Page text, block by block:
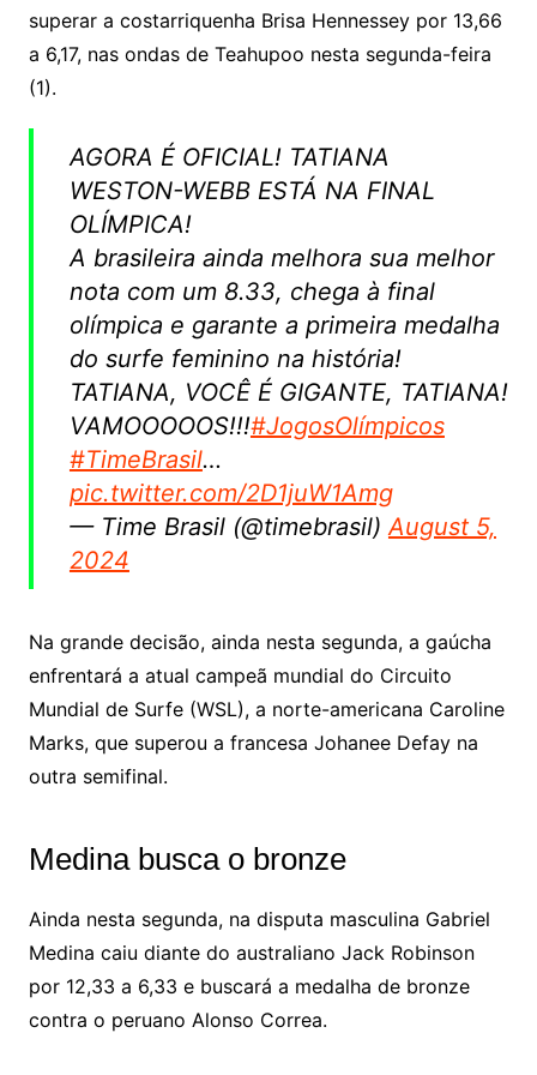
s
sr
e o
m
ai
l
superar a costarriquenha Brisa Hennessey por 13,66
a 6,17, nas ondas de Teahupoo nesta segunda-feira
(1).
AGORA É OFICIAL! TATIANA
WESTON-WEBB ESTÁ NA FINAL
OLÍMPICA!
A brasileira ainda melhora sua melhor
nota com um 8.33, chega à final
olímpica e garante a primeira medalha
do surfe feminino na história!
TATIANA, VOCÊ É GIGANTE, TATIANA!
VAMOOOOOS!!!#JogosOlímpicos
#TimeBrasil…
pic.twitter.com/2D1juW1Amg
— Time Brasil (@timebrasil)August 5,
2024
Na grande decisão, ainda nesta segunda, a gaúcha
enfrentará a atual campeã mundial do Circuito
Mundial de Surfe (WSL), a norte-americana Caroline
Marks, que superou a francesa Johanee Defay na
outra semifinal.
Medina busca o bronze
Ainda nesta segunda, na disputa masculina Gabriel
Medina caiu diante do australiano Jack Robinson
por 12,33 a 6,33 e buscará a medalha de bronze
contra o peruano Alonso Correa.